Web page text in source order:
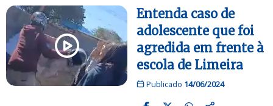
Entenda caso de
adolescente que foi
agredida em frente à
escola de Limeira
Publicado 14/06/2024